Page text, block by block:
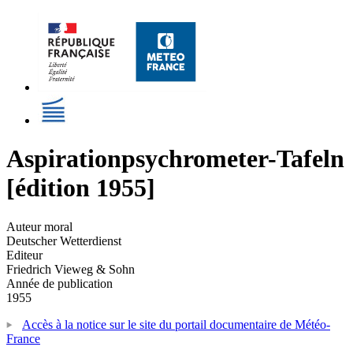
Aspirationpsychrometer-Tafeln
[édition 1955]
Auteur moral
Deutscher Wetterdienst
Editeur
Friedrich Vieweg & Sohn
Année de publication
1955
Accès à la notice sur le site du portail documentaire de Météo-
France